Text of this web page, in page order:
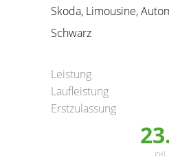
Skoda, Limousine,
Schwarz
Leistung
Laufleistung
Erstzulassung